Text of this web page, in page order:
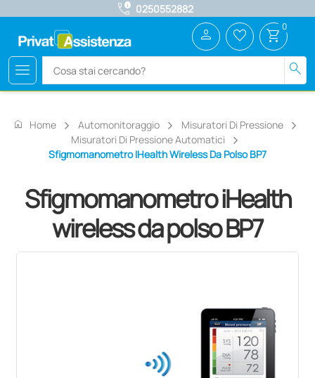
call_quality 0250552882
menu search
person favorite_border shopping_cart 0
home Home Automonitoraggio
Misuratori Di Pressione
Misuratori Di Pressione Automatici
Sfigmomanometro IHealth Wireless Da Polso BP7
Sfigmomanometro iHealth
wireless da polso BP7